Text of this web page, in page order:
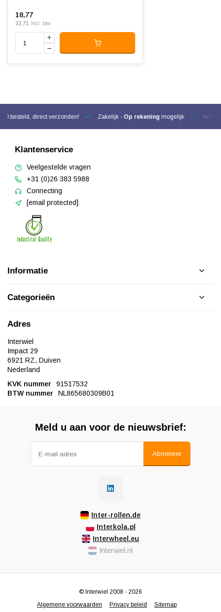
18,77
22,71 Incl. btw
besteld, direct verzonden! Zakelijk - Op rekening mogelijk Voor
Klantenservice
Veelgestelde vragen
+31 (0)26 383 5988
Connecting
[email protected]
Informatie
Categorieën
Adres
Interwiel
Impact 29
6921 RZ, Duiven
Nederland
KVK nummer
91517532
BTW nummer
NL865680309B01
Meld u aan voor de nieuwsbrief:
Abonneer
Inter-rollen.de
Interkola.pl
Interwheel.eu
Interwiel.nl
Algemene voorwaarden Privacy beleid Sitemap
© Interwiel 2008 - 2026